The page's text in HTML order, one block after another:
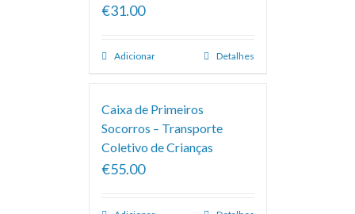
€31.00
Adicionar Detalhes
Caixa de Primeiros
Socorros – Transporte
Coletivo de Crianças
€55.00